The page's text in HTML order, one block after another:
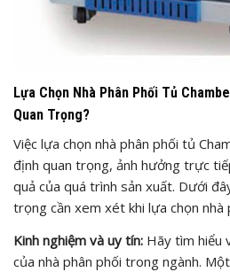
Lựa Chọn Nhà Phân Phối Tủ
Quan Trọng?
Việc lựa chọn nhà phân phối tủ
định quan trọng, ảnh hưởng trực
quả của quá trình sản xuất. Dưới
trọng cần xem xét khi lựa chọn nhà
Kinh nghiệm và uy tín: Hãy tìm hiểu
của nhà phân phối trong ngành.